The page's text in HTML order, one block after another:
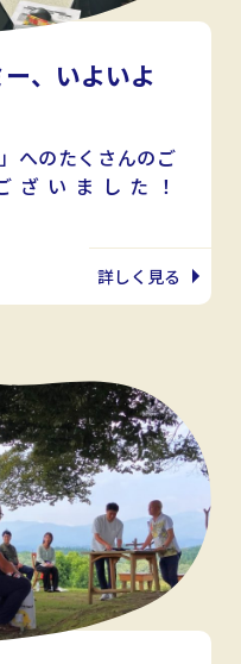
、いよいよ
へのたくさんのご
ざいました！
詳しく見る